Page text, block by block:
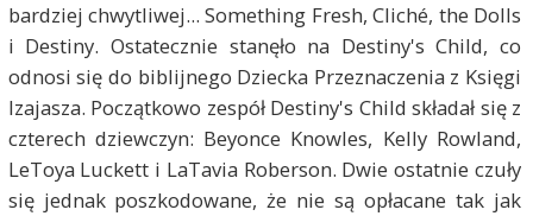
bardziej chwytliwej... Something Fresh, Cliché, the Dolls
i Destiny. Ostatecznie stanęło na Destiny's Child, co
odnosi się do biblijnego Dziecka Przeznaczenia z Księgi
Izajasza. Początkowo zespół Destiny's Child składał się z
czterech dziewczyn: Beyonce Knowles, Kelly Rowland,
LeToya Luckett i LaTavia Roberson. Dwie ostatnie czuły
się jednak poszkodowane, że nie są opłacane tak jak